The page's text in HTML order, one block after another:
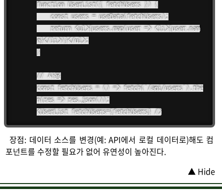
function UserList({ fetchUsers }) {
e}</li>)}</ul>;
}
// 사용
const fetchUsers = () => fetch('/api/users').the
n(res => res.json());
<UserList fetchUsers={fetchUsers} />
장점: 데이터 소스를 변경(예: API에서 로컬 데이터로)해도 컴
포넌트를 수정할 필요가 없어 유연성이 높아진다.
▲ Hide